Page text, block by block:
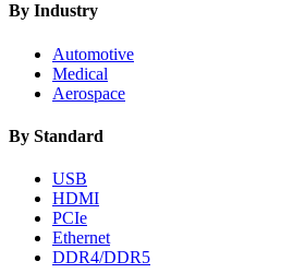
By Industry
Automotive
Medical
Aerospace
By Standard
USB
HDMI
PCIe
Ethernet
DDR4/DDR5